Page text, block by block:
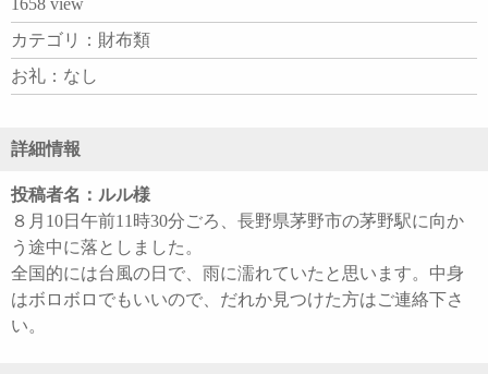
1658 view
カテゴリ：財布類
お礼：なし
詳細情報
投稿者名：ルル様
８月10日午前11時30分ごろ、長野県茅野市の茅野駅に向か
う途中に落としました。
全国的には台風の日で、雨に濡れていたと思います。中身
はボロボロでもいいので、だれか見つけた方はご連絡下さ
い。